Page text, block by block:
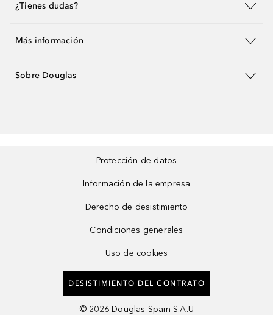
¿Tienes dudas?
Más información
Sobre Douglas
Protección de datos
Información de la empresa
Derecho de desistimiento
Condiciones generales
Uso de cookies
DESISTIMIENTO DEL CONTRATO
© 2026 Douglas Spain S.A.U